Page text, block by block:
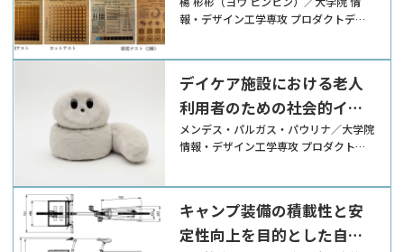
ンの有用性
報・デザイン工学専攻 プロダクトデザ
デイケア施設における老人
利用者のための社会的イン
タラクションを促進するロ
ボットのデザイン
メンデス・パルガス・パウリナ／大学院
情報・デザイン工学専攻 プロダクトデ
キャンプ装備の積載性と安
定性向上を目的とした自転